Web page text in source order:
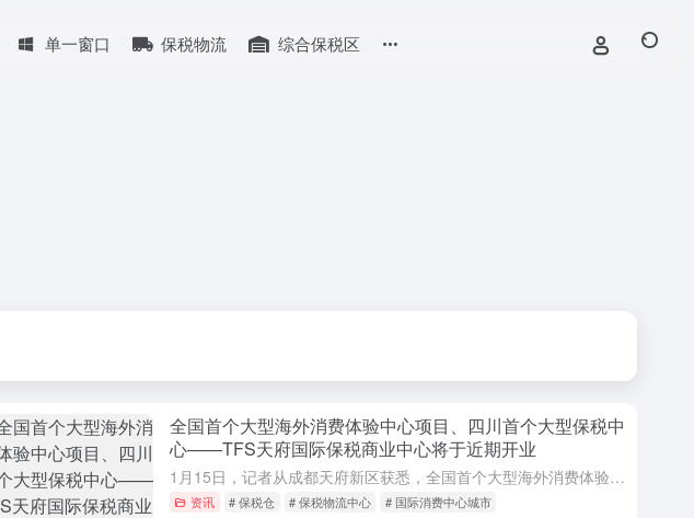
单一窗口 保税物流 综合保税区
全国首个大型海外消费体验中心项目、四川首个大型保税中
心——TFS天府国际保税商业中心将于近期开业
1月15日，记者从成都天府新区获悉，全国首个大型海外消费体验中心项目、四川首个大型保税中心——TFS天府国际保税商业中心将于近期开业。 据悉，“天府国际保税商业中心”不仅是天府新区“四大工程”之一，还...
资讯 # 保税仓 # 保税物流中心 # 国际消费中心城市